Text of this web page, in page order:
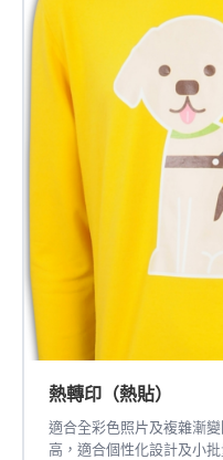
熱轉印（熱貼）
適合全彩色照片及複雜漸
高，適合個性化設計及小批